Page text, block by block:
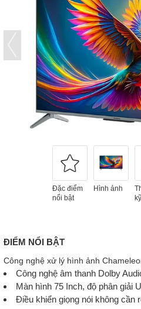
Đặc điểm
nổi bật
Hình ảnh
ĐIỂM NỔI BẬT
Công nghệ xử lý hình ảnh
Công nghệ âm thanh Dolby
Màn hình 75 Inch, độ phân giải
Điều khiển giọng nói không cần